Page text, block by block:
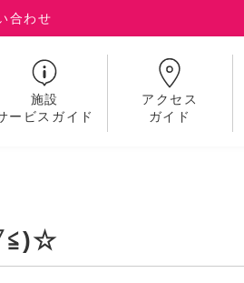
合わせ
施設
ービスガイド
アクセス
ガイド